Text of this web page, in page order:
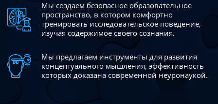
Мы создаем безопасное образовательное
пространство, в котором комфортно
тренировать исследовательское поведение,
изучая содержимое своего сознания.
Мы предлагаем инструменты для развития
концептуального мышления, эффективность
которых доказана современной неуронаукой.